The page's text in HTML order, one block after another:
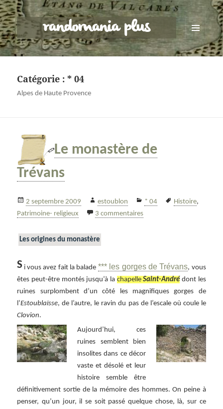
randomania plus
MENU
ET
WIDGETS
Catégorie :* 04
Alpes de Haute Provence
Le monastère de
Trévans
Publié
le
2 septembre 2009 Auteur
estoublon Catégories
* 04
Mots-
Histoire,
Patrimoine- religieux
3 commentairessur Le monastère de
Les origines du monastère
S i vous avez fait la balade *** les gorges de Trévans, vous
êtes peut-être montés jusqu’à la chapelleSaint-André dont les
ruines surplombent d’un côté les magnifiques gorges de
l’Estoublaïsse, de l’autre, le ravin du pas de l’escale où coule le
Clovion.
Aujourd’hui, ces
ruines semblent bien
insolites dans ce décor
vaste et désolé et leur
histoire semble être
définitivement sortie de la mémoire des hommes. On peine à
penser, qu’un jour, il se soit passé quelque chose, là, sur ce